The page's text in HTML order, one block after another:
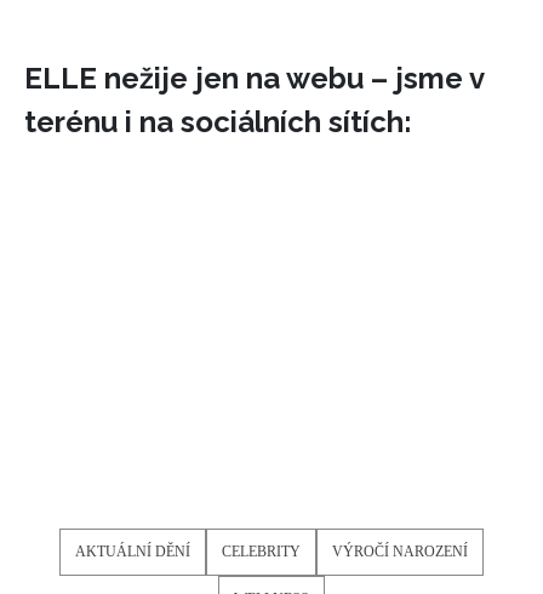
ELLE nežije jen na webu – jsme v
terénu i na sociálních sítích:
AKTUÁLNÍ DĚNÍ CELEBRITY VÝROČÍ NAROZENÍ